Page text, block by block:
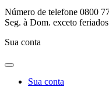
Número de telefone 0800
Seg. à Dom. exceto
Sua conta
Sua conta